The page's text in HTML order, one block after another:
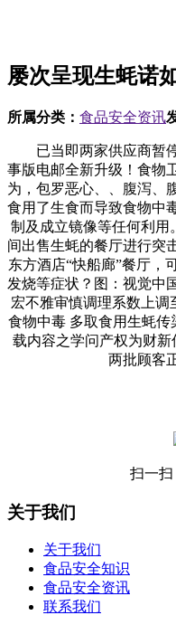
屡次呈现生蚝诺
所属分类： 食品安全资讯
已当即两家供应商暂停
事版电邮全新升级！食物
为，包罗恶心、、腹泻、
食用了生食而导致食物中
制及成立镜像等任何利用
间出售生蚝的餐厅进行突
东方酒店“快船廊”餐厅，
发烧等症状？图：视觉中
宏不雅审慎调理系数上调
食物中毒 多取食用生蚝传
载内容之学问产权为财新
两批顾客
扫一
关于我们
关于我们
食品安全知识
食品安全资讯
联系我们